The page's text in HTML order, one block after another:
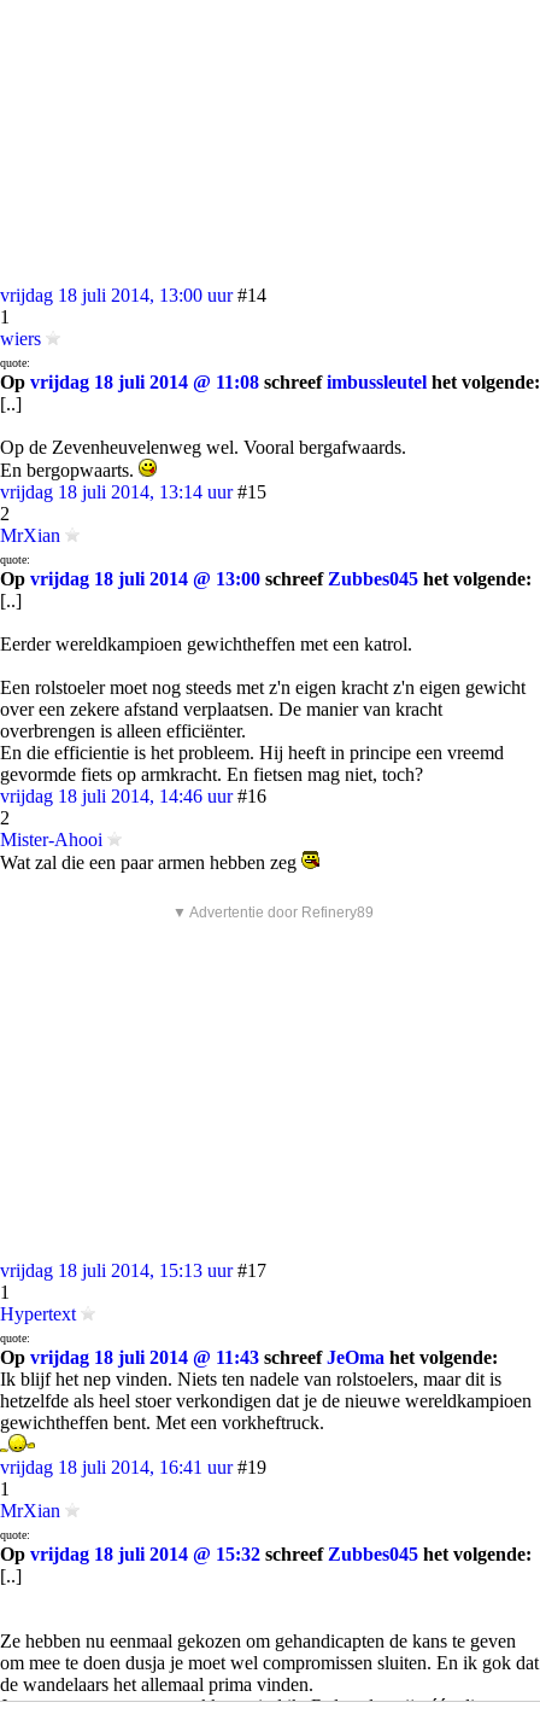
vrijdag 18 juli 2014, 13:00 uur #14
1
wiers
quote:
Op vrijdag 18 juli 2014 @ 11:08 schreefimbussleutel het volgende:
[..]
Op de Zevenheuvelenweg wel. Vooral bergafwaards.
En bergopwaarts.
vrijdag 18 juli 2014, 13:14 uur #15
2
MrXian
quote:
Op vrijdag 18 juli 2014 @ 13:00 schreef Zubbes045 het volgende:
[..]
Eerder wereldkampioen gewichtheffen met een katrol.
Een rolstoeler moet nog steeds met z'n eigen kracht z'n eigen gewicht
over een zekere afstand verplaatsen. De manier van kracht
overbrengen is alleen efficiënter.
En die efficientie is het probleem. Hij heeft in principe een vreemd
gevormde fiets op armkracht. En fietsen mag niet, toch?
vrijdag 18 juli 2014, 14:46 uur #16
2
Mister-Ahooi
Wat zal die een paar armen hebben zeg
▼ Advertentie door Refinery89
vrijdag 18 juli 2014, 15:13 uur #17
1
Hypertext
quote:
Op vrijdag 18 juli 2014 @ 11:43 schreefJeOma het volgende:
Ik blijf het nep vinden. Niets ten nadele van rolstoelers, maar dit is
hetzelfde als heel stoer verkondigen dat je de nieuwe wereldkampioen
gewichtheffen bent. Met een vorkheftruck.
vrijdag 18 juli 2014, 16:41 uur #19
1
MrXian
quote:
Op vrijdag 18 juli 2014 @ 15:32 schreef Zubbes045 het volgende:
[..]
Ze hebben nu eenmaal gekozen om gehandicapten de kans te geven
om mee te doen dusja je moet wel compromissen sluiten. En ik gok dat
de wandelaars het allemaal prima vinden.
Je moet ergens grenzen trekken, vind ik. Rolstoelen zijn één ding,